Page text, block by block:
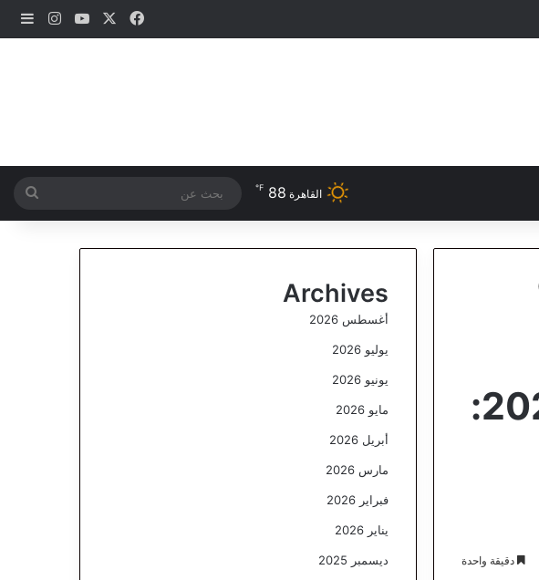
فيسبوك ‫YouTube
القاهرة 88
℉
عن
سعر الدولار اليوم الجمعة 13 فبراير 2026:
دقيقة واحدة
Archives
أغسطس 2026
يوليو 2026
يونيو 2026
مايو 2026
أبريل 2026
مارس 2026
فبراير 2026
يناير 2026
ديسمبر 2025